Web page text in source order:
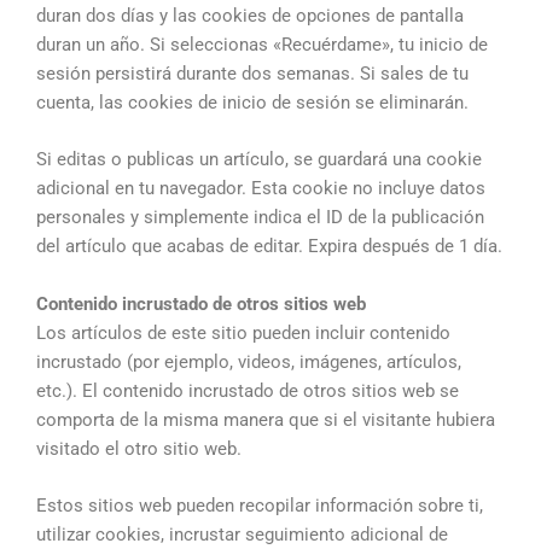
duran dos días y las cookies de opciones de pantalla
duran un año. Si seleccionas «Recuérdame», tu inicio de
sesión persistirá durante dos semanas. Si sales de tu
cuenta, las cookies de inicio de sesión se eliminarán.
Si editas o publicas un artículo, se guardará una cookie
adicional en tu navegador. Esta cookie no incluye datos
personales y simplemente indica el ID de la publicación
del artículo que acabas de editar. Expira después de 1 día.
Contenido incrustado de otros sitios web
Los artículos de este sitio pueden incluir contenido
incrustado (por ejemplo, videos, imágenes, artículos,
etc.). El contenido incrustado de otros sitios web se
comporta de la misma manera que si el visitante hubiera
visitado el otro sitio web.
Estos sitios web pueden recopilar información sobre ti,
utilizar cookies, incrustar seguimiento adicional de